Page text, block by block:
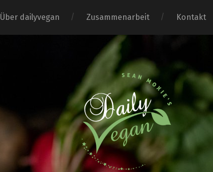
Über dailyvegan Zusammenarbeit Kontakt